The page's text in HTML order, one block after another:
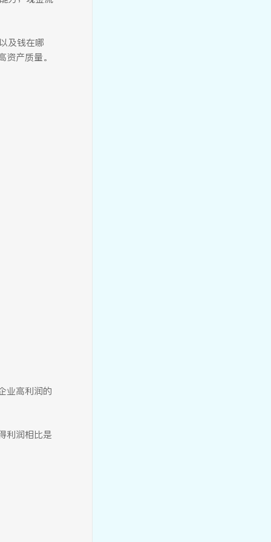
及钱在哪
产质量。
业高利润的
利润相比是